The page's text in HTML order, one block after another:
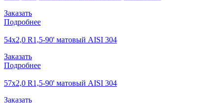
Заказать
Подробнее
54х2,0 R1,5-90' матовый AISI 304
Заказать
Подробнее
57х2,0 R1,5-90' матовый AISI 304
Заказать